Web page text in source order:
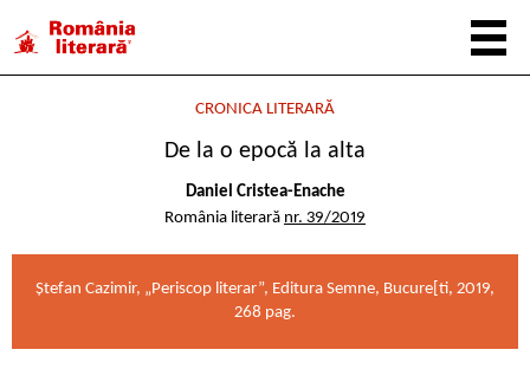
CRONICA LITERARĂ
De la o epocă la alta
Daniel Cristea-Enache
România literară nr. 39/2019
Ștefan Cazimir, „Periscop literar”, Editura Semne, Bucure[ti, 2019,
268 pag.